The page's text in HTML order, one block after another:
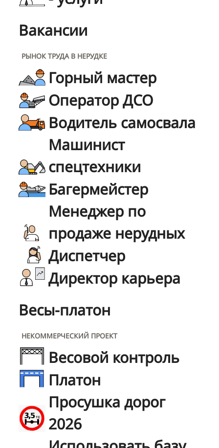
Вакансии
РЫНОК ТРУДА В НЕРУДКЕ
Горный мастер
Оператор ДСО
Водитель самосвала
Машинист
спецтехники
Багермейстер
Менеджер по
продаже нерудных
Диспетчер
Директор карьера
Весы-платон
НЕКОММЕРЧЕСКИЙ ПРОЕКТ
Весовой контроль
Платон
Просушка дорог
2026